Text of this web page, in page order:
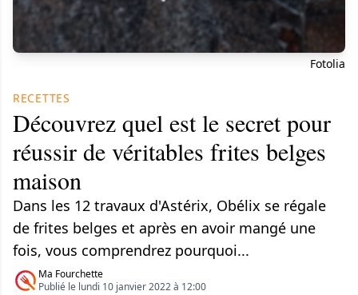
Fotolia
RECETTES
Découvrez quel est le secret pour
réussir de véritables frites belges
maison
Dans les 12 travaux d'Astérix, Obélix se régale
de frites belges et après en avoir mangé une
fois, vous comprendrez pourquoi...
Ma Fourchette
Publié le lundi 10 janvier 2022 à 12:00